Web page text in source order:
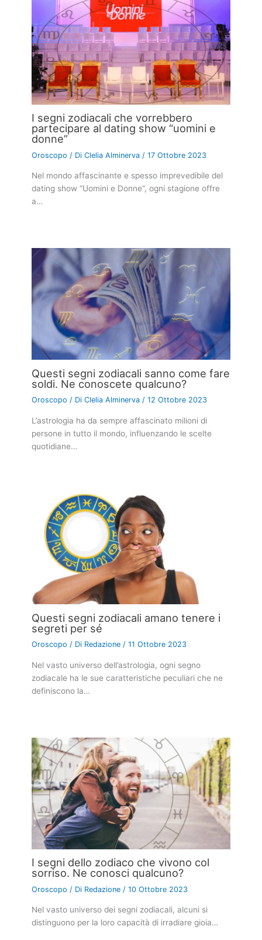
I segni zodiacali che vorrebbero
partecipare al dating show “uomini e
donne”
Oroscopo / DiClelia Alminerva /17 Ottobre 2023
Nel mondo affascinante e spesso imprevedibile del
dating show “Uomini e Donne”, ogni stagione offre
a…
Questi segni zodiacali sanno come fare
soldi. Ne conoscete qualcuno?
Oroscopo / DiClelia Alminerva /12 Ottobre 2023
L’astrologia ha da sempre affascinato milioni di
persone in tutto il mondo, influenzando le scelte
quotidiane…
Questi segni zodiacali amano tenere i
segreti per sé
Oroscopo / Di Redazione/11 Ottobre 2023
Nel vasto universo dell’astrologia, ogni segno
zodiacale ha le sue caratteristiche peculiari che ne
definiscono la…
I segni dello zodiaco che vivono col
sorriso. Ne conosci qualcuno?
Oroscopo / Di Redazione /10 Ottobre 2023
Nel vasto universo dei segni zodiacali, alcuni si
distinguono per la loro capacità di irradiare gioia…